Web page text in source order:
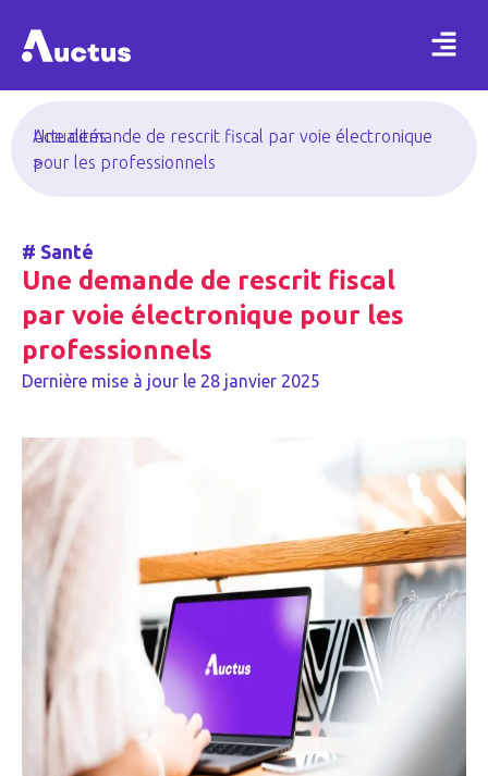
Actualités
>
Une demande de rescrit fiscal par voie électronique
pour les professionnels
# Santé
Une demande de rescrit fiscal
par voie électronique pour les
professionnels
Dernière mise à jour le 28 janvier 2025